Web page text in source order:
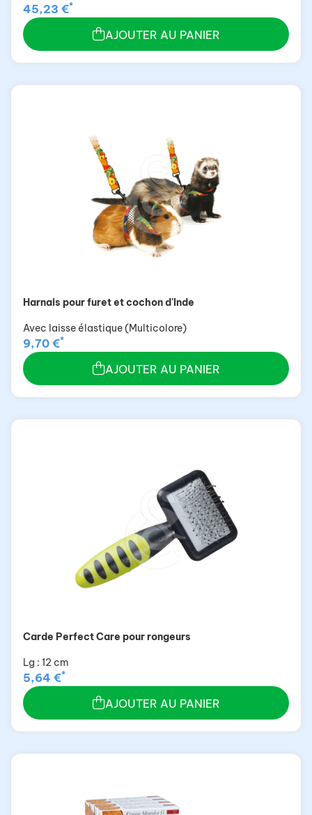
45,23 €*
AJOUTER AU PANIER
Harnais pour furet et cochon d'Inde
Avec laisse élastique (Multicolore)
9,70 €*
AJOUTER AU PANIER
Carde Perfect Care pour rongeurs
Lg : 12 cm
5,64 €*
AJOUTER AU PANIER